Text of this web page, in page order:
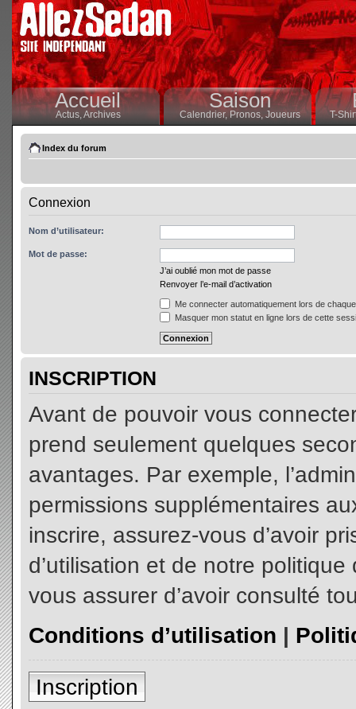
Accueil
Actus,Archives
Saison
Calendrier,Pronos, Joueurs T-
Index du forum
Connexion
Nom d’utilisateur:
Mot de passe:
J’ai oublié mon mot de passe
Renvoyer l’e-mail d’activation
Me connecter automatiquement lors de
Masquer mon statut en ligne lors de cette
INSCRIPTION
Avant de pouvoir vous
prend seulement quelques
avantages. Par exemple,
permissions supplémentaires
inscrire, assurez-vous d’avoir
d’utilisation et de notre
vous assurer d’avoir consulté
Conditions d’utilisation |
Inscription